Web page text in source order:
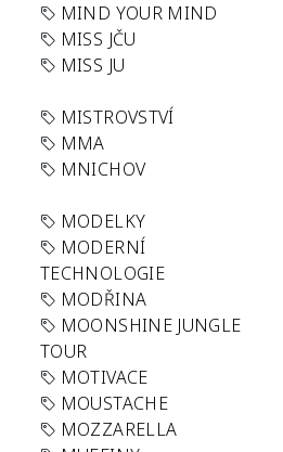
MIND YOUR MIND
MISS JČU
MISS JU
MISTROVSTVÍ
MMA
MNICHOV
MODELKY
MODERNÍ
TECHNOLOGIE
MODŘINA
MOONSHINE JUNGLE
TOUR
MOTIVACE
MOUSTACHE
MOZZARELLA